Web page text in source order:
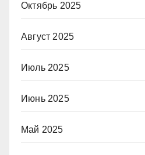
Октябрь 2025
Август 2025
Июль 2025
Июнь 2025
Май 2025